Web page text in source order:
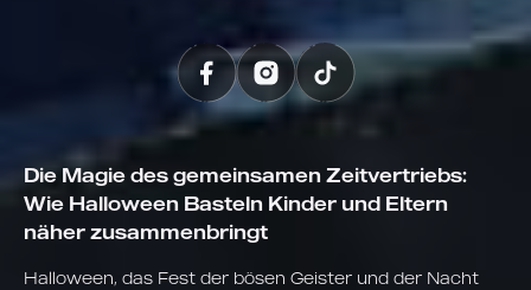
Die Magie des gemeinsamen Zeitvertriebs:
Wie Halloween Basteln Kinder und Eltern
näher zusammenbringt
Halloween, das Fest der bösen Geister und der Nacht